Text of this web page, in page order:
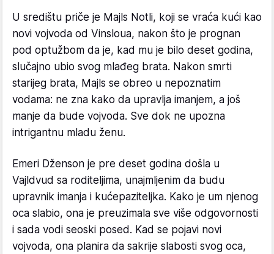
U središtu priče je Majls Notli, koji se vraća kući kao
novi vojvoda od Vinsloua, nakon što je prognan
pod optužbom da je, kad mu je bilo deset godina,
slučajno ubio svog mlađeg brata. Nakon smrti
starijeg brata, Majls se obreo u nepoznatim
vodama: ne zna kako da upravlja imanjem, a još
manje da bude vojvoda. Sve dok ne upozna
intrigantnu mladu ženu.
Emeri Dženson je pre deset godina došla u
Vajldvud sa roditeljima, unajmljenim da budu
upravnik imanja i kućepaziteljka. Kako je um njenog
oca slabio, ona je preuzimala sve više odgovornosti
i sada vodi seoski posed. Kad se pojavi novi
vojvoda, ona planira da sakrije slabosti svog oca,